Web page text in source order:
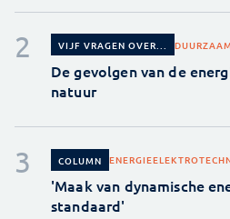
VIJF VRAGEN OVER...
De gevolgen van de
natuur
COLUMN ENERGIE
'Maak van dynamische
standaard'